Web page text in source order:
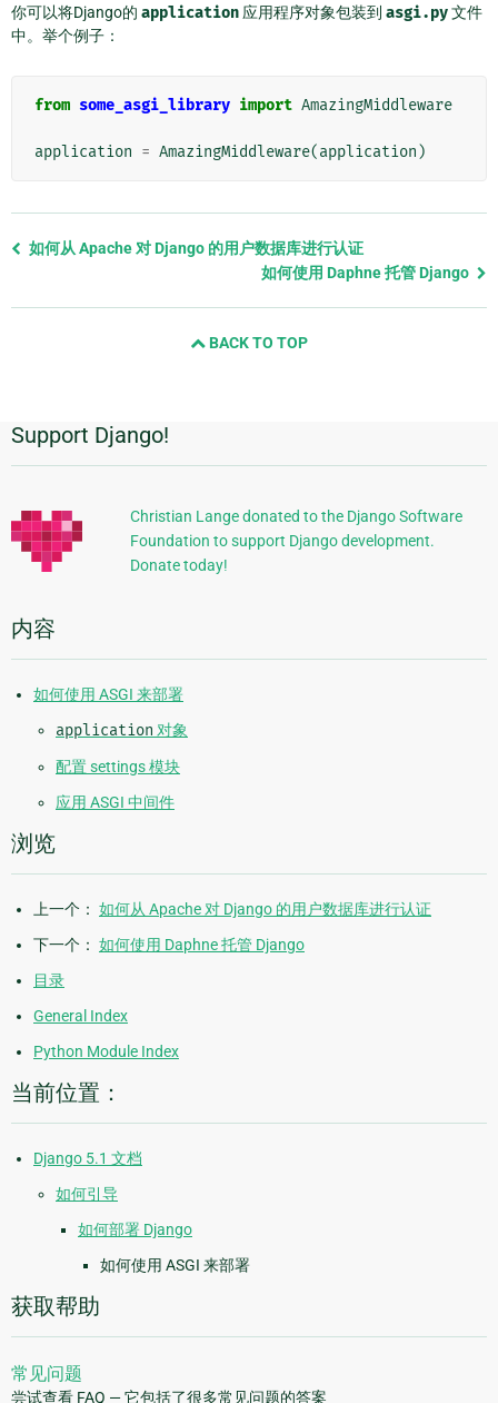
你可以将Django的 application 应用程序对象包装到 asgi.py文件
中。举个例子：
from some_asgi_library import AmazingMiddleware
application = AmazingMiddleware(application )
Previous
如何从 Apache 对 Django 的用户数据库进行认证
如何使用 Daphne 托管 Django
BACK TO TOP
附
加
信
息
Support Django!
Christian Lange donated to the Django Software
Foundation to support Django development.
Donate today!
内容
如何使用 ASGI 来部署
application 对象
配置 settings 模块
应用 ASGI 中间件
浏览
上一个： 如何从 Apache 对 Django 的用户数据库进行认证
下一个： 如何使用 Daphne 托管 Django
目录
General Index
Python Module Index
当前位置：
Django 5.1 文档
如何引导
如何部署 Django
如何使用 ASGI 来部署
获取帮助
常见问题
尝试查看 FAQ — 它包括了很多常见问题的答案